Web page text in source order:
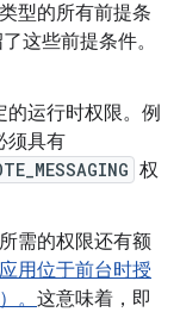
型的所有前提条
这些前提条件。
运行时权限。例
须具有
权
需的权限还有额
用位于前台时授
。 这意味着，即